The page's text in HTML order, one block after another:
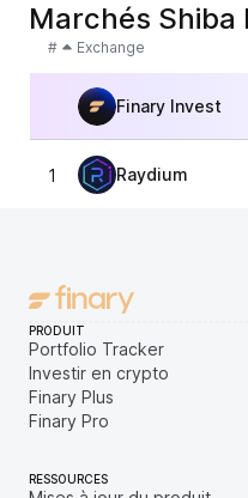
Marchés Shiba
# Exchange
Finary Invest
1 Raydium
PRODUIT
Portfolio Tracker
Investir en crypto
Finary Plus
Finary Pro
RESSOURCES